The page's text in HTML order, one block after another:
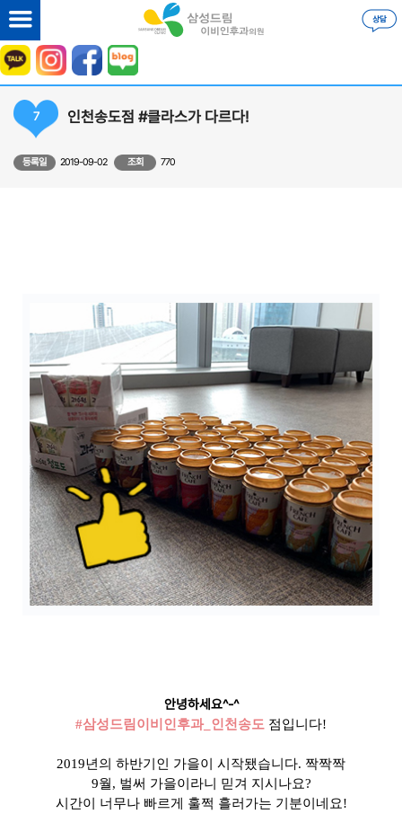
7 인천송도점 #클라스가 다르다!
등록일 2019-09-02 조회 770
안녕하세요^-^
#삼성드림이비인후과_ 인천송도 점입니다!
2019년의 하반기인 가을이 시작됐습니다. 짝짝짝
9월, 벌써 가을이라니 믿겨 지시나요?
시간이 너무나 빠르게 훌쩍 흘러가는 기분이네요!